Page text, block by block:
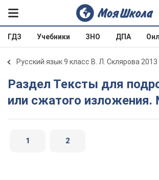
ГДЗ Учебники ЗНО ДПА
Русский язык 9 класс В. Л. Склярова 2013
Раздел Тексты для подробного
или сжатого
1 2